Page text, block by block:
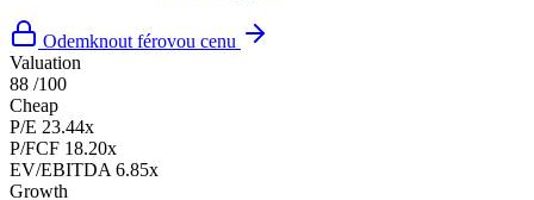
Odemknout férovou cenu
Valuation
88 /100
Cheap
P/E 23.44x
P/FCF 18.20x
EV/EBITDA 6.85x
Growth